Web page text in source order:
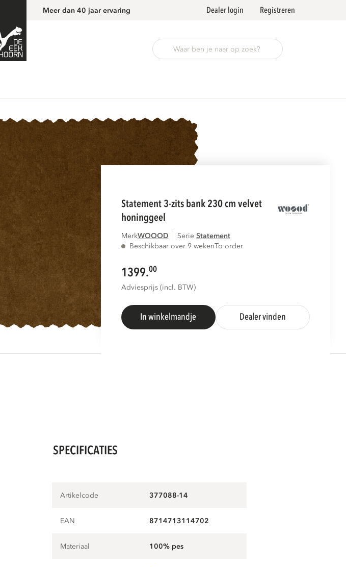
Meer dan 40 jaar ervaring Dealer login Registreren
statement 3-zits bank 230 cm velvet
honinggeel
MerkWOOOD Serie
statement
Beschikbaar over 9 wekenTo order
1399.00
Adviesprijs (incl. BTW)
In winkelmandje Dealer vinden
SPECIFICATIES
Artikelcode 377088-14
EAN 8714713114702
Materiaal 100% pes